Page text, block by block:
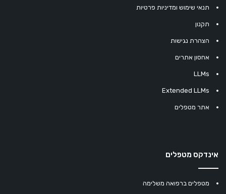
תנאי שימוש ומדיניות פרטיות
תקנון
הצהרת נגישות
אחסון אתרים
LLMs
Extended LLMs
אתר מטפלים
אינדקס מטפלים
מטפלים ברפואה משלימה